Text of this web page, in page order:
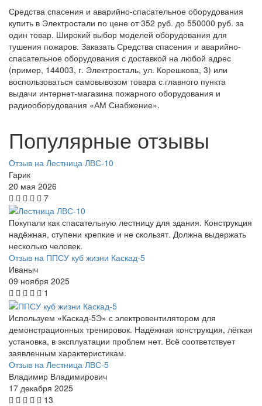
Средства спасения и аварийно-спасательное оборудования
купить в Электростали по цене от 352 руб. до 550000 руб. за
один товар. Широкий выбор моделей оборудования для
тушения пожаров. Заказать Средства спасения и аварийно-
спасательное оборудования с доставкой на любой адрес
(пример, 144003, г. Электросталь, ул. Корешкова, 3) или
воспользоваться самовывозом товара с главного пункта
выдачи интернет-магазина пожарного оборудования и
радиооборудования «АМ Снабжение».
Популярные отзывы
Отзыв на Лестница ЛВС-10
Гарик
20 мая 2026
7
Покупали как спасательную лестницу для здания. Конструкция
надёжная, ступени крепкие и не скользят. Должна выдержать
несколько человек.
Отзыв на ППСУ куб жизни Каскад-5
Иваныч
09 ноября 2025
1
Используем «Каскад-5Э» с электровентилятором для
демонстрационных тренировок. Надёжная конструкция, лёгкая
установка, в эксплуатации проблем нет. Всё соответствует
заявленным характеристикам.
Отзыв на Лестница ЛВС-5
Владимир Владимирович
17 декабря 2025
13